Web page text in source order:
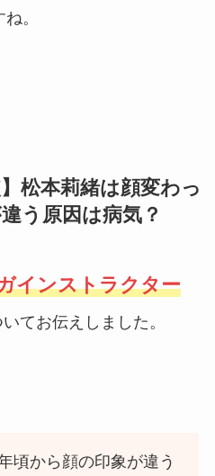
。
松本莉緒は顔変わっ
う原因は病気？
インストラクター
てお伝えしました。
頃から顔の印象が違う